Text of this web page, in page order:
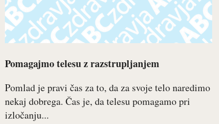
Pomagajmo telesu z razstrupljanjem
Pomlad je pravi čas za to, da za svoje telo naredimo
nekaj dobrega. Čas je, da telesu pomagamo pri
izločanju...